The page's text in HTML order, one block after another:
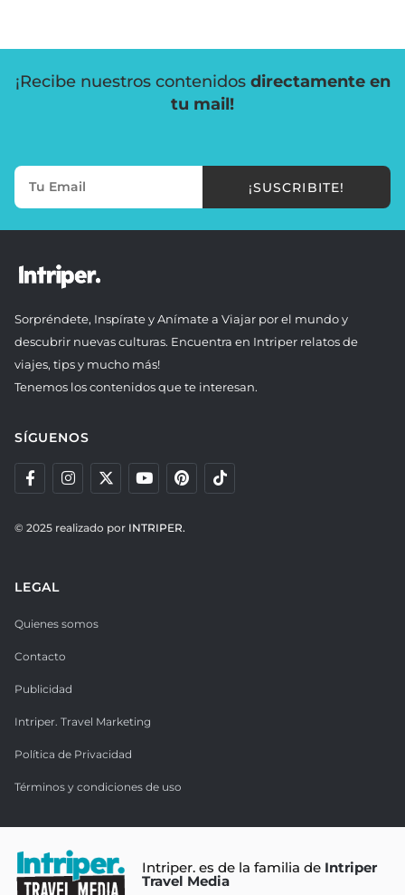
¡Recibe nuestros contenidos directamente en
tu mail!
¡SUSCRIBITE!
Sorpréndete, Inspírate y Anímate a Viajar por el mundo y
descubrir nuevas culturas. Encuentra en Intriper relatos de
viajes, tips y mucho más!
Tenemos los contenidos que te interesan.
SÍGUENOS
© 2025 realizado por INTRIPER.
LEGAL
Quienes somos
Contacto
Publicidad
Intriper. Travel Marketing
Política de Privacidad
Términos y condiciones de uso
Intriper. es de la familia de Intriper
Travel Media